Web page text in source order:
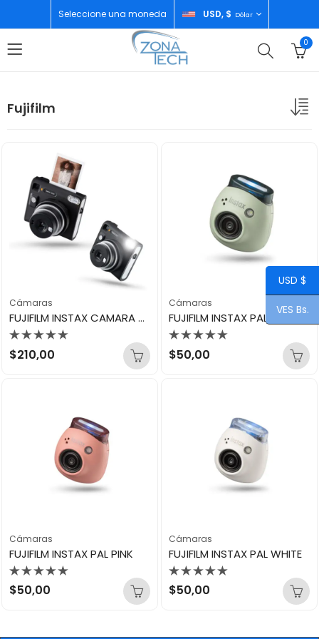
Seleccione una moneda USD, $ Dólar
0
Fujifilm
Cámaras
FUJIFILM INSTAX CAMARA SCUARE SQ 40
Valorado
con
$210,00
Cámaras
FUJIFILM INSTAX PAL GREEN
Valorado
con
$50,00
Cámaras
FUJIFILM INSTAX PAL PINK
Valorado
con
$50,00
Cámaras
FUJIFILM INSTAX PAL WHITE
Valorado
con
$50,00
USD $
VES Bs.